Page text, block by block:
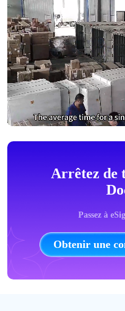
Arrêtez de
Passez à
Obtenir une